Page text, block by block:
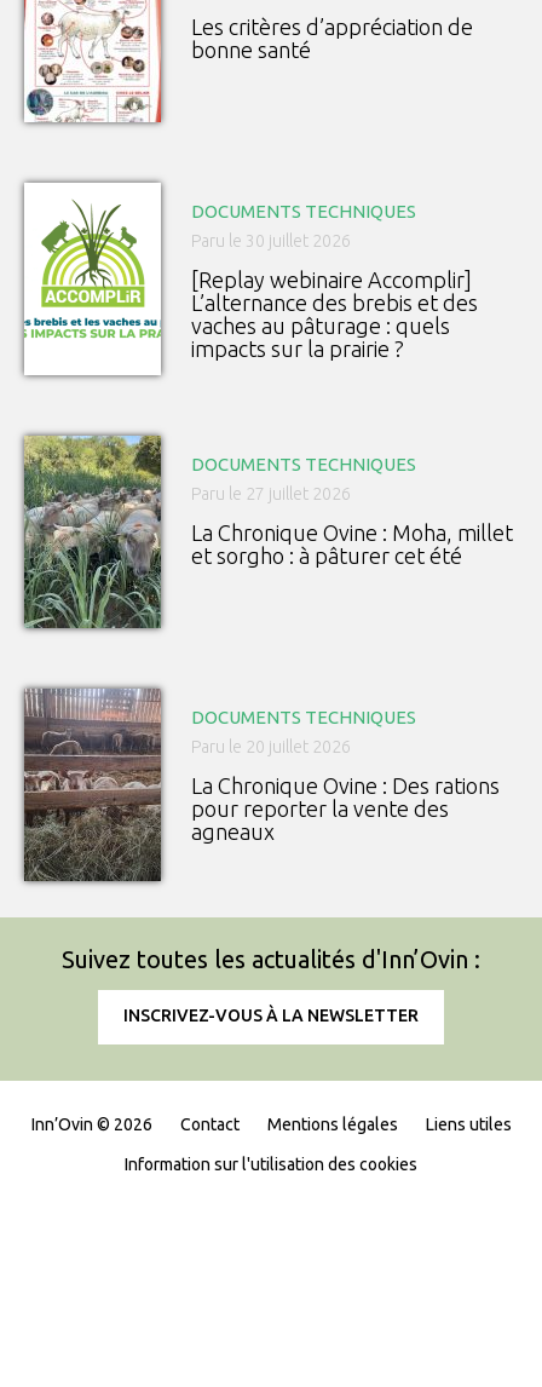
Les critères d’appréciation de
bonne santé
DOCUMENTS TECHNIQUES
Paru le 30 juillet 2026
[Replay webinaire Accomplir]
L’alternance des brebis et des
vaches au pâturage : quels
impacts sur la prairie ?
DOCUMENTS TECHNIQUES
Paru le 27 juillet 2026
La Chronique Ovine : Moha, millet
et sorgho : à pâturer cet été
DOCUMENTS TECHNIQUES
Paru le 20 juillet 2026
La Chronique Ovine : Des rations
pour reporter la vente des
agneaux
Suivez toutes les actualités d'Inn’Ovin :
INSCRIVEZ-VOUS À LA NEWSLETTER
Inn’Ovin © 2026 Contact Mentions légales Liens utiles
Information sur l'utilisation des cookies